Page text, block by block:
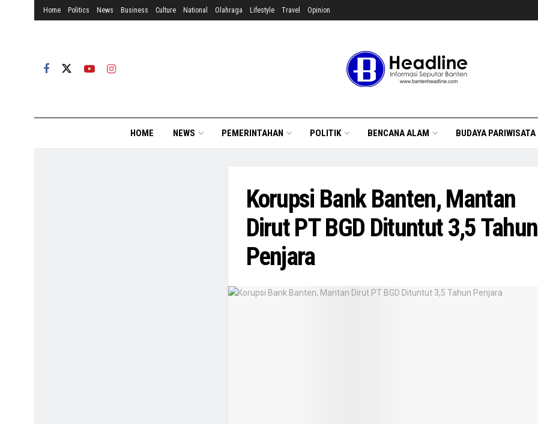
Home Politics News Business Culture National Olahraga Lifestyle Travel Opinion
HOME NEWS PEMERINTAHAN POLITIK BENCANA ALAM BUDAYA PARIWISATA
Korupsi Bank Banten, Mantan
Dirut PT BGD Dituntut 3,5 Tahun
Penjara